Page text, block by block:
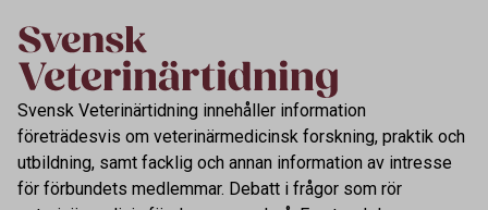
Svensk Veterinärtidning innehåller information
företrädesvis om veterinärmedicinsk forskning, praktik och
utbildning, samt facklig och annan information av intresse
för förbundets medlemmar. Debatt i frågor som rör